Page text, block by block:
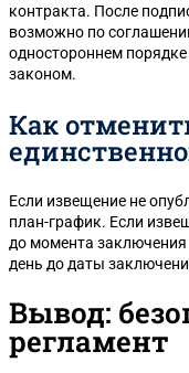
контракта. После
возможно по
одностороннем
законом.
Как
Если извещение не
план-график. Если
до момента
день до даты
Вывод:
регламент